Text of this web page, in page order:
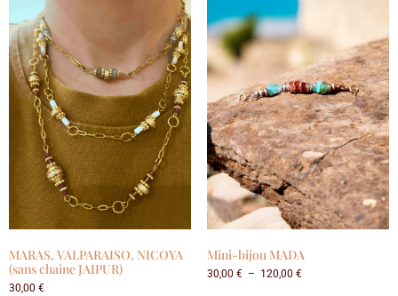
MARAS, VALPARAISO, NICOYA
(sans chaîne JAIPUR)
30,00 €
Mini-bijou MADA
30,00 € – 120,00 €